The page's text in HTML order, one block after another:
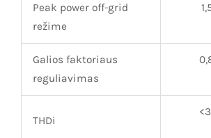
Peak power off-grid
režime
Galios faktoriaus
reguliavimas
THDi